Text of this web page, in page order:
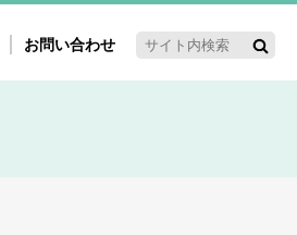
お問い合わせ